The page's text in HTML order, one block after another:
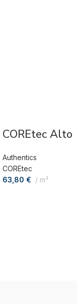
COREtec Alto
Authentics
COREtec
63,80 € m²